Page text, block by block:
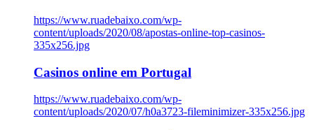
https://www.ruadebaixo.com/wp-
content/uploads/2020/08/apostas-online-top-casinos-
335x256.jpg
Casinos online em Portugal
https://www.ruadebaixo.com/wp-
content/uploads/2020/07/h0a3723-fileminimizer-335x256.jpg